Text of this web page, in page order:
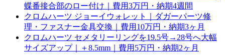
蝶番接合部のロー付け｜費用3万円・納期4週間
クロムハーツ ジョーイウォレット｜ダガーパーツ修
理・ファスナー金具交換｜費用10万円・納期3ヶ月
クロムハーツ セメタリーリングを19.5号→28号へ大幅
サイズアップ｜＋8.5mm｜費用5万円・納期2ヶ月